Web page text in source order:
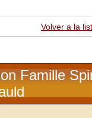
Volver a la
Famille